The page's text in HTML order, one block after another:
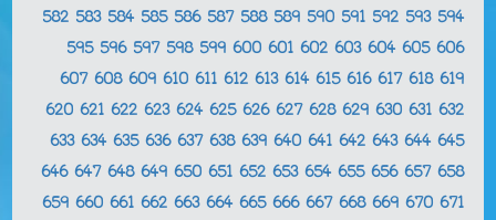
582 583 584 585 586 587 588 589 590 591 592 593 594
595 596 597 598 599 600 601 602 603 604 605 606
607 608 609 610 611 612 613 614 615 616 617 618 619
620 621 622 623 624 625 626 627 628 629 630 631 632
633 634 635 636 637 638 639 640 641 642 643 644 645
646 647 648 649 650 651 652 653 654 655 656 657 658
659 660 661 662 663 664 665 666 667 668 669 670 671